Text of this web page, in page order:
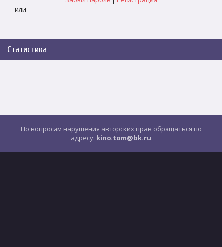
или
Статистика
По вопросам нарушения авторских прав обращаться по
адресу: kino.tom@bk.ru